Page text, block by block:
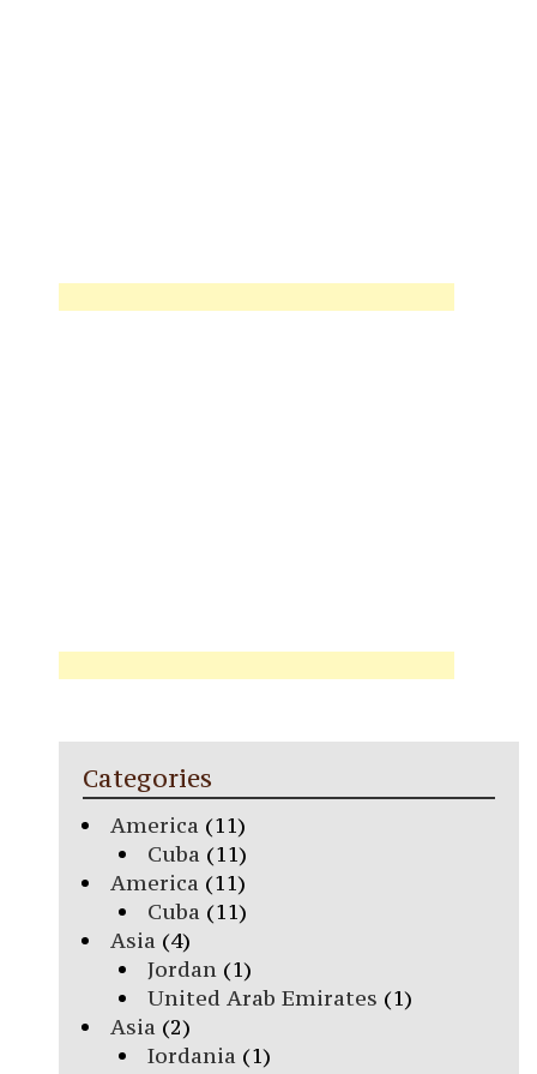
Categories
America (11)
Cuba (11)
America (11)
Cuba (11)
Asia (4)
Jordan(1)
United Arab Emirates (1)
Asia (2)
Iordania (1)